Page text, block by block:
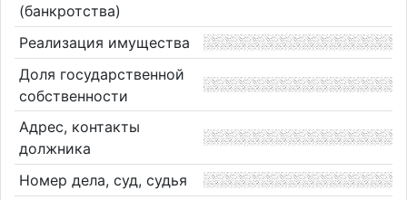
(банкротства)
Реализация имущества
Доля государственной
собственности
Адрес, контакты
должника
Номер дела, суд, судья